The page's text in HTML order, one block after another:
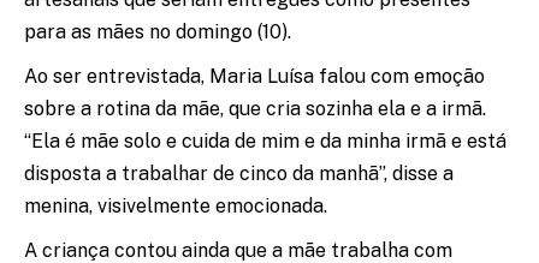
para as mães no domingo (10).
Ao ser entrevistada, Maria Luísa falou com emoção
sobre a rotina da mãe, que cria sozinha ela e a irmã.
“Ela é mãe solo e cuida de mim e da minha irmã e está
disposta a trabalhar de cinco da manhã”, disse a
menina, visivelmente emocionada.
A criança contou ainda que a mãe trabalha com